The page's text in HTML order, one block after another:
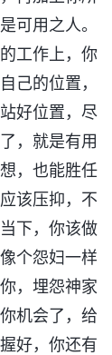
可用之人。
工作上，你
己的位置，
好位置，尽
，就是有用
，也能胜任
该压抑，不
下，你该做
个怨妇一样
，埋怨神家
机会了，给
好，你还有